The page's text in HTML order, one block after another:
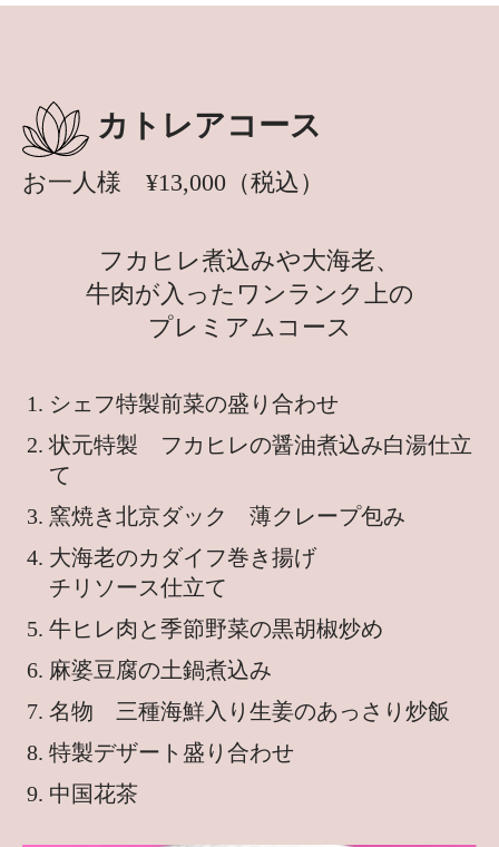
カトレアコース
お一人様 ¥13,000（税込）
フカヒレ煮込みや大海老、
牛肉が入ったワンランク上の
プレミアムコース
シェフ特製前菜の盛り合わせ
状元特製 フカヒレの醤油煮込み白湯仕立
て
窯焼き北京ダック 薄クレープ包み
大海老のカダイフ巻き揚げ
チリソース仕立て
牛ヒレ肉と季節野菜の黒胡椒炒め
麻婆豆腐の土鍋煮込み
名物 三種海鮮入り生姜のあっさり炒飯
特製デザート盛り合わせ
中国花茶